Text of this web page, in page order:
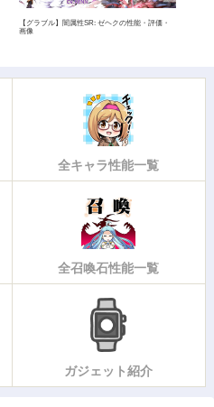
【グラブル】闇属性SR: ゼヘクの性能・評価・
画像
全キャラ性能一覧
全召喚石性能一覧
ガジェット紹介